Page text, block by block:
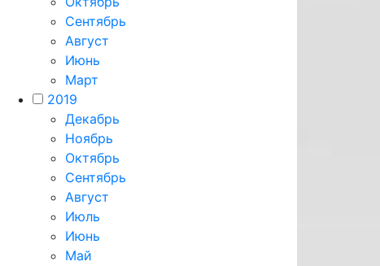
Сентябрь
Август
Июнь
Март
2019
Декабрь
Ноябрь
Октябрь
Сентябрь
Август
Июль
Июнь
Май